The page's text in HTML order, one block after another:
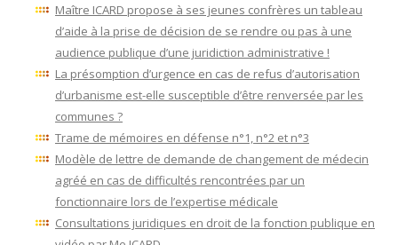
Maître ICARD propose à ses jeunes confrères un tableau
d’aide à la prise de décision de se rendre ou pas à une
audience publique d’une juridiction administrative !
La présomption d’urgence en cas de refus d’autorisation
d’urbanisme est-elle susceptible d’être renversée par les
communes ?
Trame de mémoires en défense n°1, n°2 et n°3
Modèle de lettre de demande de changement de médecin
agréé en cas de difficultés rencontrées par un
fonctionnaire lors de l’expertise médicale
Consultations juridiques en droit de la fonction publique en